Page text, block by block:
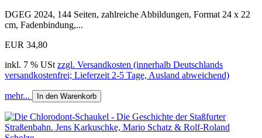
DGEG 2024, 144 Seiten, zahlreiche Abbildungen, Format 24 x 22
cm, Fadenbindung,...
EUR 34,80
inkl. 7 % USt zzgl. Versandkosten (innerhalb Deutschlands
versandkostenfrei; Lieferzeit 2-5 Tage, Ausland abweichend)
mehr... In den Warenkorb